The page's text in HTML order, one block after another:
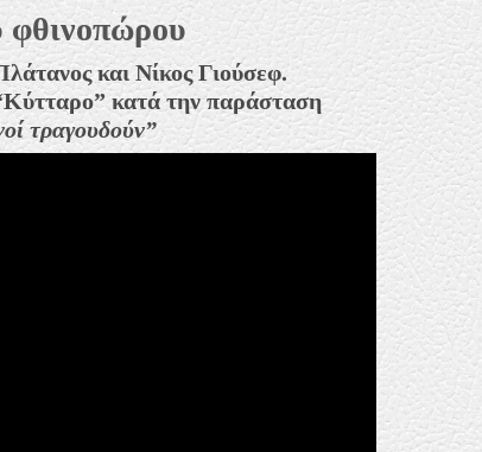
φθινοπώρου
και Νίκος Γιούσεφ.
κατά την παράσταση
τραγουδούν”